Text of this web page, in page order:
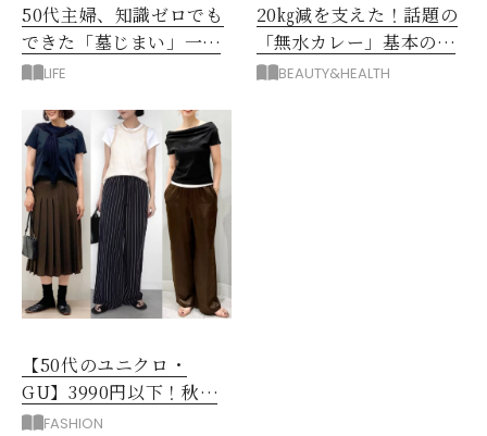
50代主婦、知識ゼロでも
できた「墓じまい」一つ
後悔したのは、ある順
LIFE
20㎏減を支えた！話題の
「無水カレー」基本の作
り方とおすすめルウ6選
BEAUTY&HEALTH
【50代のユニクロ・
GU】3990円以下！秋ま
ではける涼しげボトムス3
FASHION